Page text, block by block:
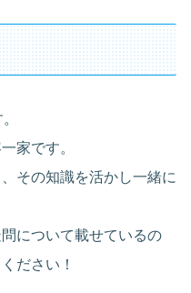
家です。
その知識を活かし一緒に
について載せているの
ださい！